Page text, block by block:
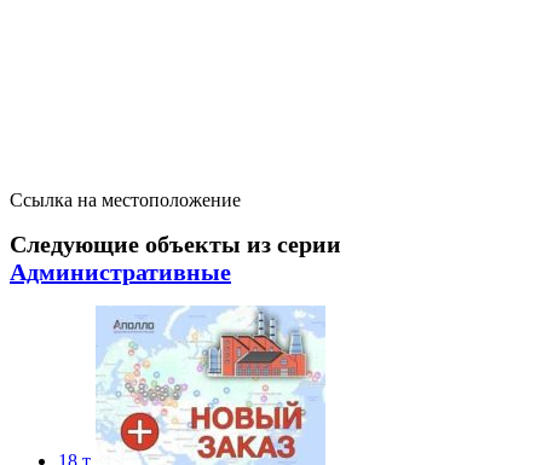
Ссылка на местоположение
Следующие объекты из серии
Административные